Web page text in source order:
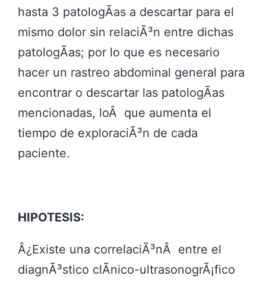
hasta 3 patologÃ­as a descartar para el
mismo dolor sin relaciÃ³n entre dichas
patologÃ­as; por lo que es necesario
hacer un rastreo abdominal general para
encontrar o descartar las patologÃ­as
mencionadas, loÂ que aumenta el
tiempo de exploraciÃ³n de cada
paciente.
HIPOTESIS:
Â¿Existe una correlaciÃ³nÂ entre el
diagnÃ³stico clÃ­nico-ultrasonogrÃ¡fico